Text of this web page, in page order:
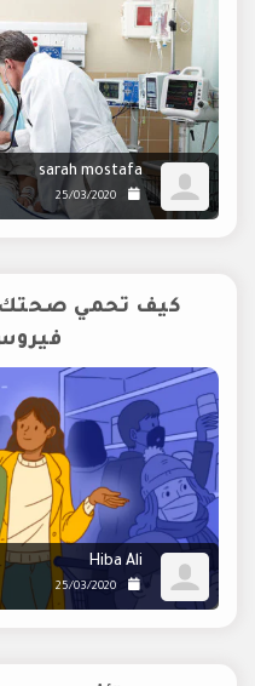
sarah mostafa
25/03/2020
كيف تحمي صحتك
Hiba Ali
25/03/2020